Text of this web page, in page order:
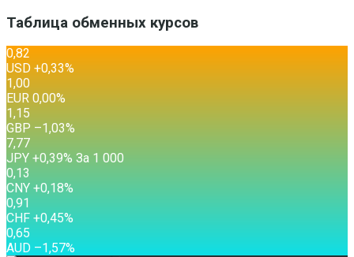
Таблица обменных курсов
0,82
USD +0,33%
1,00
EUR 0,00%
1,15
GBP –1,03%
7,77
JPY +0,39% За 1 000
0,13
CNY +0,18%
0,91
CHF +0,45%
0,65
AUD –1,57%